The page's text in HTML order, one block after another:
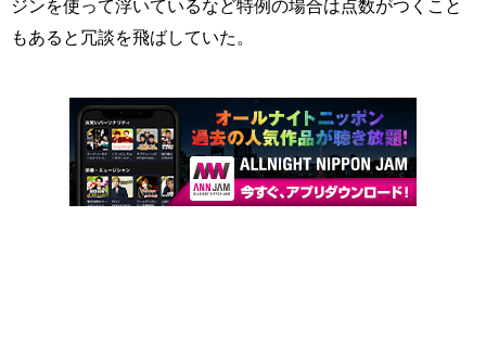
ジンを使って浮いているなど特例の場合は点数がつくこと
もあると冗談を飛ばしていた。